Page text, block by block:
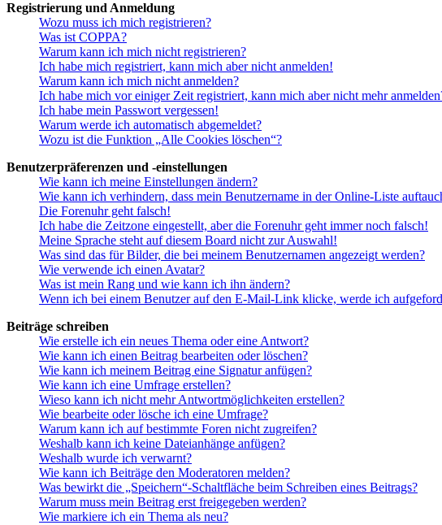
Registrierung und Anmeldung
Wozu muss ich mich registrieren?
Was ist COPPA?
Warum kann ich mich nicht registrieren?
Ich habe mich registriert, kann mich aber nicht anmelden!
Warum kann ich mich nicht anmelden?
Ich habe mich vor einiger Zeit registriert, kann mich aber nicht mehr
Ich habe mein Passwort vergessen!
Warum werde ich automatisch abgemeldet?
Wozu ist die Funktion „Alle Cookies löschen“?
Benutzerpräferenzen und -einstellungen
Wie kann ich meine Einstellungen ändern?
Wie kann ich verhindern, dass mein Benutzername in der Online-Liste
Die Forenuhr geht falsch!
Ich habe die Zeitzone eingestellt, aber die Forenuhr geht immer noch falsch!
Meine Sprache steht auf diesem Board nicht zur Auswahl!
Was sind das für Bilder, die bei meinem Benutzernamen angezeigt werden?
Wie verwende ich einen Avatar?
Was ist mein Rang und wie kann ich ihn ändern?
Wenn ich bei einem Benutzer auf den E-Mail-Link klicke, werde ich
Beiträge schreiben
Wie erstelle ich ein neues Thema oder eine Antwort?
Wie kann ich einen Beitrag bearbeiten oder löschen?
Wie kann ich meinem Beitrag eine Signatur anfügen?
Wie kann ich eine Umfrage erstellen?
Wieso kann ich nicht mehr Antwortmöglichkeiten erstellen?
Wie bearbeite oder lösche ich eine Umfrage?
Warum kann ich auf bestimmte Foren nicht zugreifen?
Weshalb kann ich keine Dateianhänge anfügen?
Weshalb wurde ich verwarnt?
Wie kann ich Beiträge den Moderatoren melden?
Was bewirkt die „Speichern“-Schaltfläche beim Schreiben eines Beitrags?
Warum muss mein Beitrag erst freigegeben werden?
Wie markiere ich ein Thema als neu?